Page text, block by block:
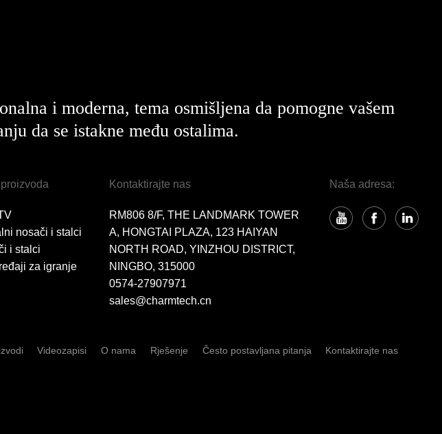
i moderna, tema osmišljena da pomogne vašem
da se istakne među ostalima.
nosači i stalci
i stalci
za igranje
Kontaktirajte nas
RM806 8/F, THE LANDMARK TOWER
A, HONGTAI PLAZA, 123 HAIYAN
NORTH ROAD, YINZHOU DISTRICT,
NINGBO, 315000
0574-27907971
sales@charmtech.cn
Naša adresa:
Videozapisi O nama Rješenje Često postavljana pitanja Kontaktirajte nas